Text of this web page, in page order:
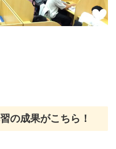
の成果がこちら！